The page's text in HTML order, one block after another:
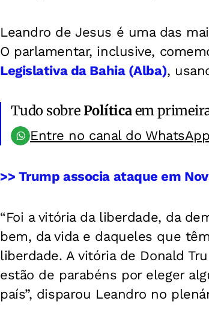
Leandro de Jesus é uma das
O parlamentar, inclusive,
Legislativa da Bahia (Alba),
Tudo sobrePolíticaem
Entre no canal do
>> Trump associa ataque em
“Foi a vitória da liberdade, da
bem, da vida e daqueles que
liberdade. A vitória de Donald
estão de parabéns por eleger
país”, disparou Leandro no